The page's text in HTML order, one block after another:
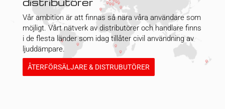
Vår ambition är att finnas så nära våra användare som
möjligt. Vårt nätverk av distributörer och handlare finns
i de flesta länder som idag tillåter civil användning av
ljuddämpare.
ÅTERFÖRSÄLJARE & DISTRUBUTÖRER